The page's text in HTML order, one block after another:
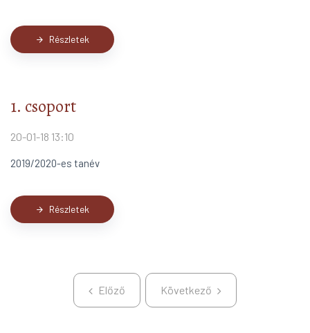
arrow_forward Részletek
1. csoport
20-01-18 13:10
2019/2020-es tanév
arrow_forward Részletek
Előző Következő Következő